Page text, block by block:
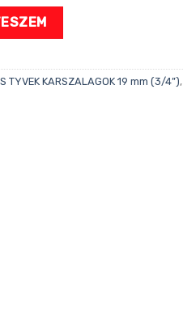
karszalag mennyiség
TYVEK KARSZALAGOK 19 mm (3/4”),